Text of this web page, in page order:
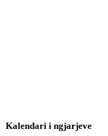
Kalendari i ngjarjeve